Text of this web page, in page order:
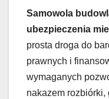
Samowola
ubezpieczenia
prosta droga do
prawnych i
wymaganych
nakazem rozbiórki,